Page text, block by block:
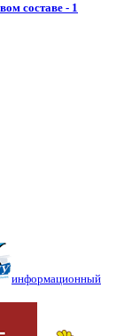
составе - 1
информационный